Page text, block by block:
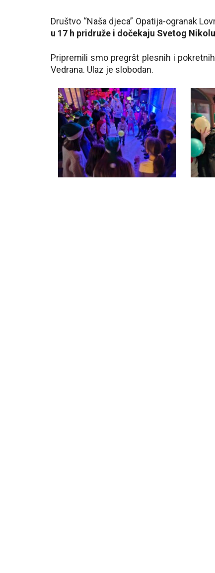
Društvo “Naša djeca” Opatija-ogranak
u 17 h pridruže i dočekaju Svetog
Pripremili smo pregršt plesnih i
Vedrana. Ulaz je slobodan.